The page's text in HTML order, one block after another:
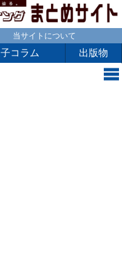
当サイトについて
コラム 出版物